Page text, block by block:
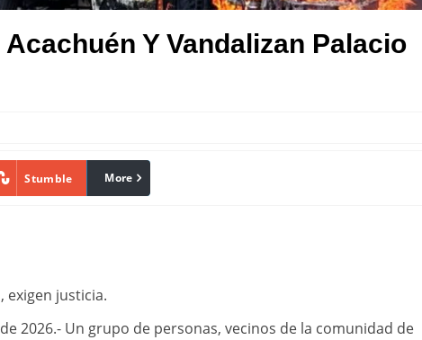
Y Vandalizan Palacio
Stumble linkedin
More
exigen justicia.
2026.- Un grupo de personas, vecinos de la comunidad de